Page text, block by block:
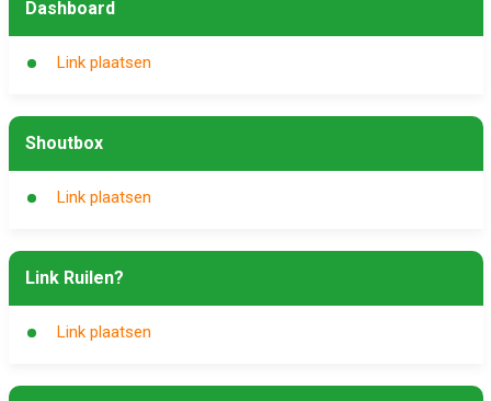
Dashboard
Link plaatsen
Shoutbox
Link plaatsen
Link Ruilen?
Link plaatsen